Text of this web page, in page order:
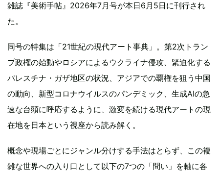
雑誌『美術手帖』2026年7月号が本日6月5日に刊行され
た。
同号の特集は「21世紀の現代アート事典」。第2次トラン
プ政権の始動やロシアによるウクライナ侵攻、緊迫化する
パレスチナ・ガザ地区の状況、アジアでの覇権を狙う中国
の動向、新型コロナウイルスのパンデミック、生成AIの急
速な台頭に呼応するように、激変を続ける現代アートの現
在地を日本という視座から読み解く。
概念や現場ごとにジャンル分けする手法はとらず、この複
雑な世界への入り口として以下の7つの「問い」を軸に各